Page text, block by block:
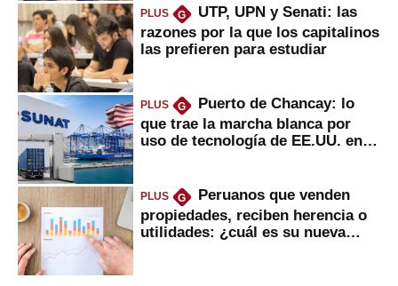
PLUS G
UTP, UPN y Senati: las
razones por la que los capitalinos
las prefieren para estudiar
PLUS G
Puerto de Chancay: lo
que trae la marcha blanca por
uso de tecnología de EE.UU. en
PLUS G
Peruanos que venden
propiedades, reciben herencia o
utilidades: ¿cuál es su nueva